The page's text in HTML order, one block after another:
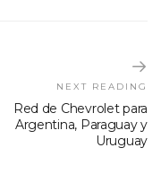
NEXT READING
Red de Chevrolet para
Argentina, Paraguay y
Uruguay